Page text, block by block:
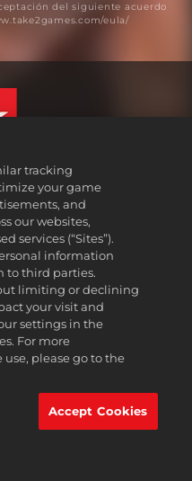
del siguiente acuerdo
eula/
cookies
cliente
personal
Refunds
Inc. 2K, Firaxis Games,
are trademarks of Take-Two
All rights reserved.
propiedad de sus respectivos
tracking
your game
and
our websites,
services (“Sites”).
information
to third parties.
limiting or declining
your visit and
settings in the
For more
please go to the
Accept Cookies